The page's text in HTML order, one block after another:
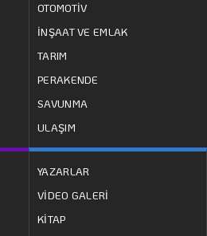
OTOMOTİV
İNŞAAT VE EMLAK
TARIM
PERAKENDE
SAVUNMA
ULAŞIM
YAZARLAR
VİDEO GALERİ
KİTAP